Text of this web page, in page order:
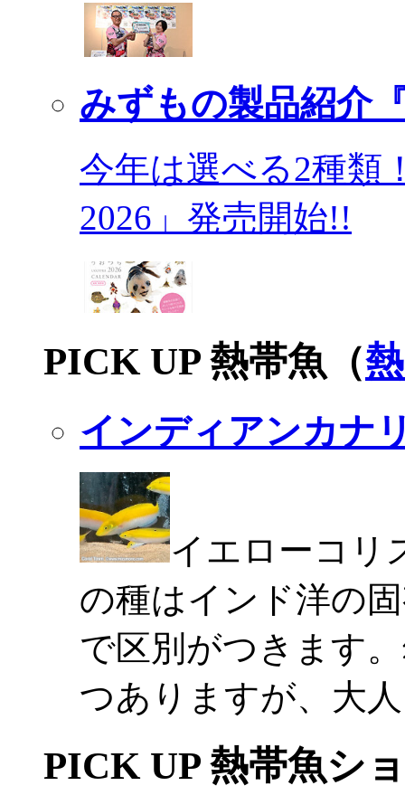
みずもの製品紹介
今年は選べる2種類
2026」発売開始!!
PICK UP 熱帯魚（
インディアンカナ
イエローコリ
の種はインド洋の
で区別がつきます
つありますが、大
PICK UP 熱帯魚シ